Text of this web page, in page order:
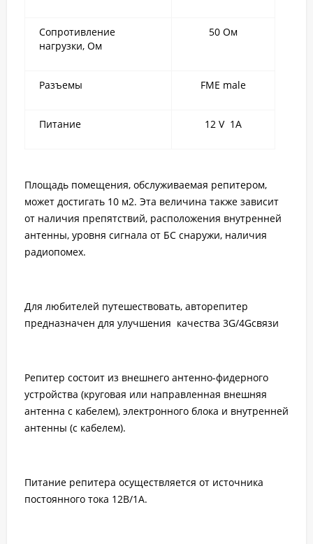
Сопротивление
нагрузки, Ом
50 Ом
Разъемы FME male
Питание 12 V 1A
Площадь помещения, обслуживаемая репитером,
может достигать 10 м2. Эта величина также зависит
от наличия препятствий, расположения внутренней
антенны, уровня сигнала от БС снаружи, наличия
радиопомех.
Для любителей путешествовать, авторепитер
предназначен для улучшения качества 3G/4Gсвязи
Репитер состоит из внешнего антенно-фидерного
устройства (круговая или направленная внешняя
антенна с кабелем), электронного блока и внутренней
антенны (с кабелем).
Питание репитера осуществляется от источника
постоянного тока 12В/1А.